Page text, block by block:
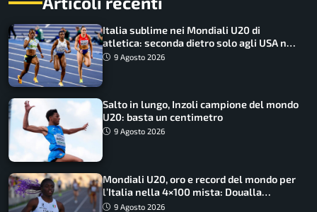
Italia sublime nei Mondiali U20 di
atletica: seconda dietro solo agli USA nel
medagliere
9 Agosto 2026
Salto in lungo, Inzoli campione del mondo
U20: basta un centimetro
9 Agosto 2026
Mondiali U20, oro e record del mondo per
l’Italia nella 4×100 mista: Doualla
straordinaria
9 Agosto 2026